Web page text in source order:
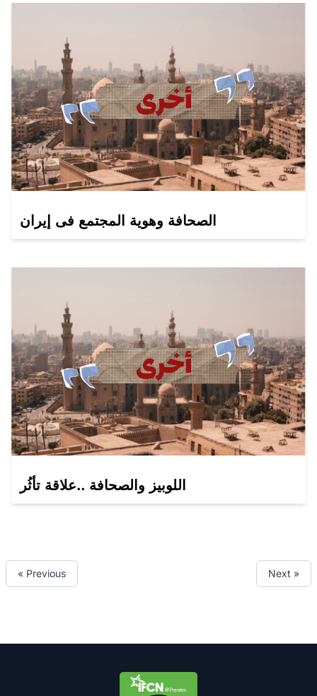
الصحافة وهوية المجتمع فى إيران
اللوبيز والصحافة ..علاقة تأثُر
« Previous Next »